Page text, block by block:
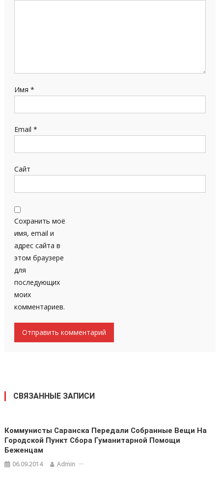
Имя *
Email *
Сайт
Сохранить моё
имя, email и
адрес сайта в
этом браузере
для
последующих
моих
комментариев.
СВЯЗАННЫЕ ЗАПИСИ
Коммунисты Саранска Передали Собранные Вещи На
Городской Пункт Сбора Гуманитарной Помощи
Беженцам
06.09.2014 Admin